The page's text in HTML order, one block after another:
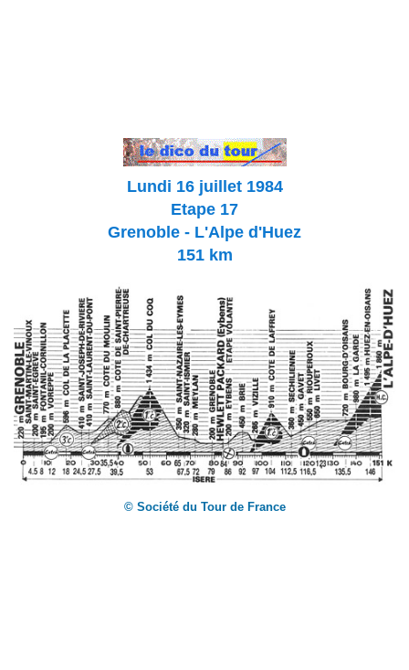
Lundi 16 juillet 1984
Etape 17
Grenoble - L'Alpe d'Huez
151 km
© Société du Tour de France